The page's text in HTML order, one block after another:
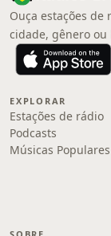
Ouça estações de
cidade, gênero
EXPLORAR
Estações de rádio
Podcasts
Músicas Populares